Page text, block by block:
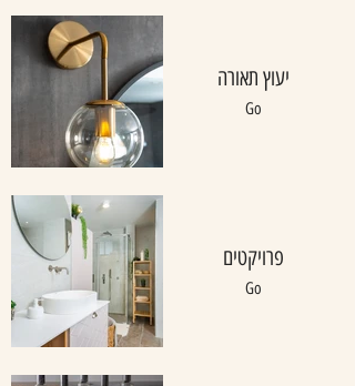
יעוץ תאורה
Go
פרויקטים
Go